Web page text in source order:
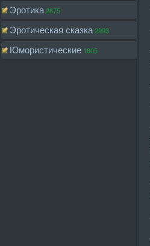
Эротика2675
Эротическая сказка2993
Юмористические 1805